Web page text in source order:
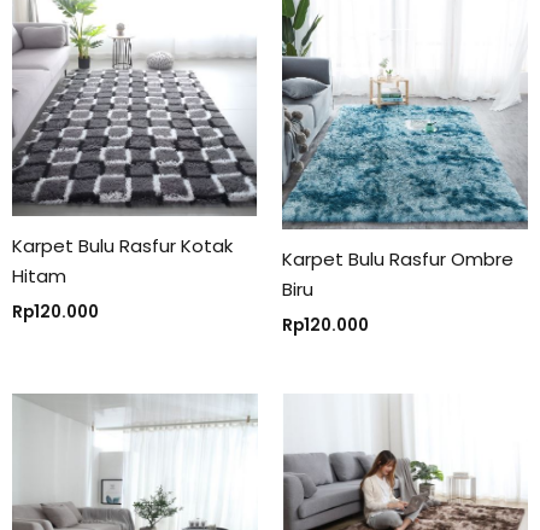
Karpet Bulu Rasfur Kotak
Hitam
Rp120.000
Karpet Bulu Rasfur Ombre
Biru
Rp120.000